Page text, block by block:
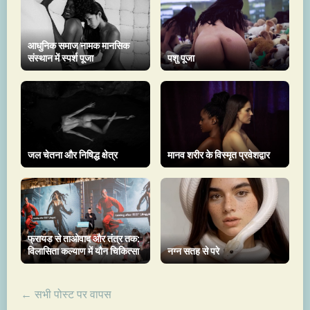
आधुनिक समाज नामक मानसिक
संस्थान में स्पर्श पूजा
पशु पूजा
जल चेतना और निषिद्ध क्षेत्र मानव शरीर के विस्मृत प्रवेशद्वार
फ्रायड से ताओवाद और तंत्र तक:
विलासिता कल्याण में यौन चिकित्सा
नग्न सतह से परे
← सभी पोस्ट पर वापस